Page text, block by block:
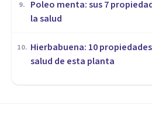
9.
Poleo menta: sus 7
la salud
10. Hierbabuena: 10
salud de esta planta